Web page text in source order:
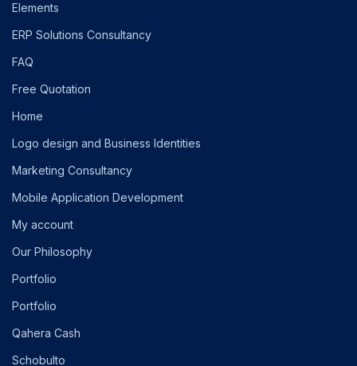
Elements
ERP Solutions Consultancy
FAQ
Free Quotation
Home
Logo design and Business Identities
Marketing Consultancy
Mobile Application Development
My account
Our Philosophy
Portfolio
Portfolio
Qahera Cash
Schobulto